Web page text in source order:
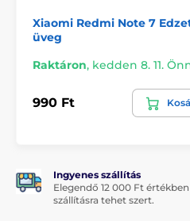
Eltérően néhány más edzett
ragasztóval van bevonva,
jelenti, hogy a védőüveg
1x edzett védőüveg
1x száraz törlőkendő
Xiaomi Redmi Note 7
üveg
Raktáron, kedden 8. 11.
990 Ft
Ingyenes szállítás
Elegendő 12 000 Ft
szállításra tehet szert.